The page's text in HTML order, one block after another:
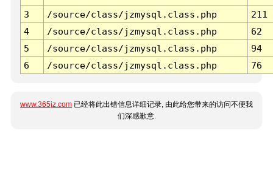
3 /source/class/jzmysql.class.php
211
4
/source/class/jzmysql.class.php
62
5
/source/class/jzmysql.class.php
94
6
/source/class/jzmysql.class.php 76
www.365jz.com 已经将此出错信息详细记录, 由此给您带来的访问不便我
们深感歉意.